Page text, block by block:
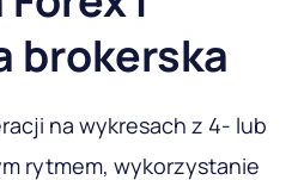
brokerska
na wykresach z 4- lub
rytmem, wykorzystanie